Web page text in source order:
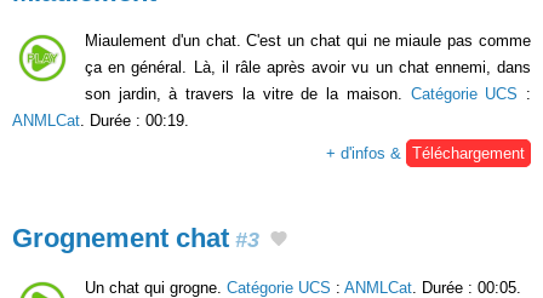
Miaulement d'un chat. C'est un chat qui ne miaule pas comme
ça en général. Là, il râle après avoir vu un chat ennemi, dans
son jardin, à travers la vitre de la maison. Catégorie UCS :
ANMLCat. Durée : 00:19.
+ d'infos & Téléchargement
Grognement chat #3
Un chat qui grogne. Catégorie UCS : ANMLCat . Durée : 00:05.